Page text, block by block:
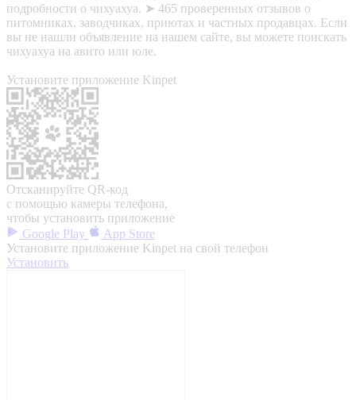
подробности о чихуахуа. ➤ 465 проверенных отзывов о
питомниках, заводчиках, приютах и частных продавцах. Если
вы не нашли объявление на нашем сайте, вы можете поискать
чихуахуа на авито или юле.
Установите приложение Kinpet
Отсканируйте QR-код
с помощью камеры телефона,
чтобы установить приложение
Google Play
App Store
Установите приложение Kinpet на свой телефон
Установить